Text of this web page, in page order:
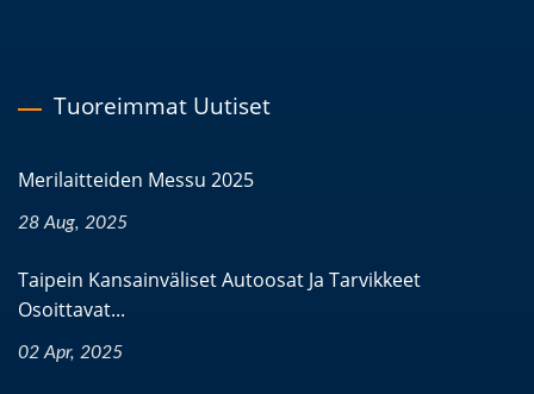
Tuoreimmat Uutiset
Merilaitteiden Messu 2025
28 Aug, 2025
Taipein Kansainväliset Autoosat Ja Tarvikkeet
Osoittavat...
02 Apr, 2025